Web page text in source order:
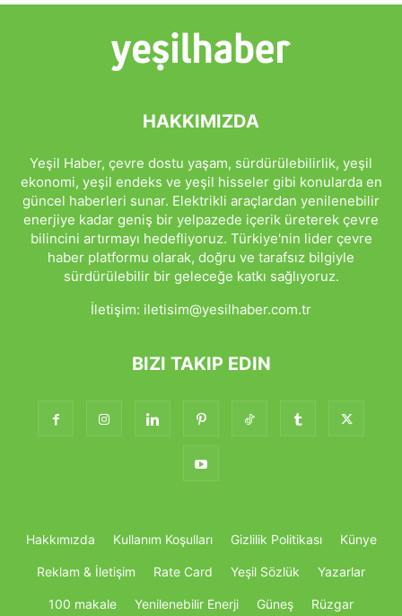
HAKKIMIZDA
Yeşil Haber, çevre dostu yaşam, sürdürülebilirlik, yeşil
ekonomi, yeşil endeks ve yeşil hisseler gibi konularda en
güncel haberleri sunar. Elektrikli araçlardan yenilenebilir
enerjiye kadar geniş bir yelpazede içerik üreterek çevre
bilincini artırmayı hedefliyoruz. Türkiye'nin lider çevre
haber platformu olarak, doğru ve tarafsız bilgiyle
sürdürülebilir bir geleceğe katkı sağlıyoruz.
İletişim: iletisim@yesilhaber.com.tr
BIZI TAKIP EDIN
Hakkımızda Kullanım Koşulları Gizlilik Politikası Künye
Reklam & İletişim Rate Card Yeşil Sözlük Yazarlar
100 makale Yenilenebilir Enerji Güneş Rüzgar